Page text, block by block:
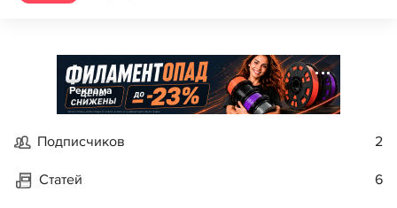
Реклама
Подписчиков 2
Статей 6